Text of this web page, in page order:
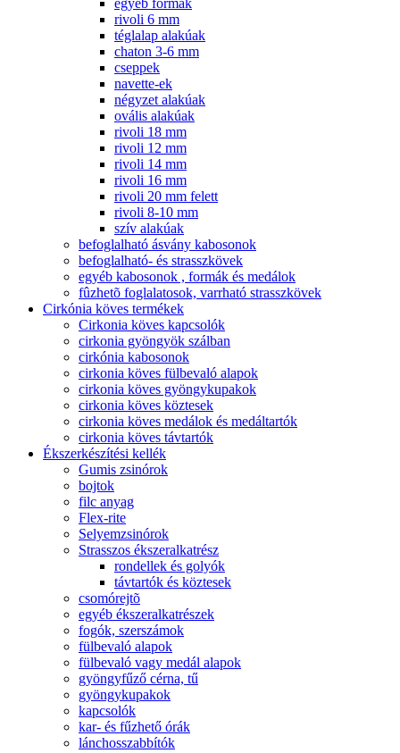
egyéb formák
rivoli 6 mm
téglalap alakúak
chaton 3-6 mm
cseppek
navette-ek
négyzet alakúak
ovális alakúak
rivoli 18 mm
rivoli 12 mm
rivoli 14 mm
rivoli 16 mm
rivoli 20 mm felett
rivoli 8-10 mm
szív alakúak
befoglalható ásvány kabosonok
befoglalható- és strasszkövek
egyéb kabosonok , formák és medálok
fûzhetõ foglalatosok, varrható strasszkövek
Cirkónia köves termékek
Cirkonia köves kapcsolók
cirkonia gyöngyök szálban
cirkónia kabosonok
cirkonia köves fülbevaló alapok
cirkonia köves gyöngykupakok
cirkonia köves köztesek
cirkonia köves medálok és medáltartók
cirkonia köves távtartók
Ékszerkészítési kellék
Gumis zsinórok
bojtok
filc anyag
Flex-rite
Selyemzsinórok
Strasszos ékszeralkatrész
rondellek és golyók
távtartók és köztesek
csomórejtõ
egyéb ékszeralkatrészek
fogók, szerszámok
fülbevaló alapok
fülbevaló vagy medál alapok
gyöngyfűző cérna, tű
gyöngykupakok
kapcsolók
kar- és fűzhető órák
lánchosszabbítók